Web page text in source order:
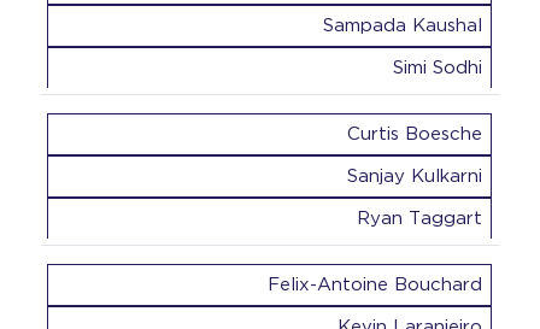
Sampada Kaushal
Simi Sodhi
Curtis Boesche
Sanjay Kulkarni
Ryan Taggart
Felix-Antoine Bouchard